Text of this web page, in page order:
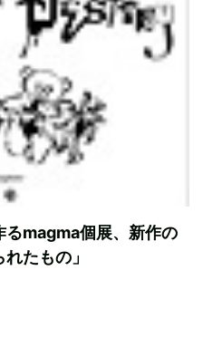
るmagma個展、新作の
たもの」